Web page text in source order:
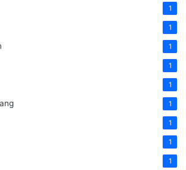
1
1
1
1
1
1
1
1
1